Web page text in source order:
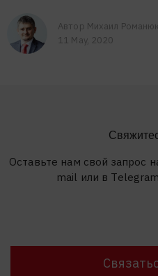
Автор Михаил Романюк
11 May, 2020
Оставьте нам свой запрос
mail или в